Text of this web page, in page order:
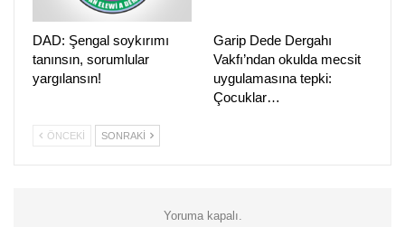
DAD: Şengal soykırımı
tanınsın, sorumlular
yargılansın!
Garip Dede Dergahı
Vakfı’ndan okulda mecsit
uygulamasına tepki:
Çocuklar…
ÖNCEKI SONRAKI
Yoruma kapalı.